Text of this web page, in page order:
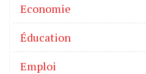
Economie
Éducation
Emploi